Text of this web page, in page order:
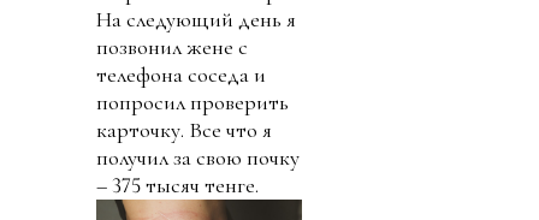
На следующий день я
позвонил жене с
телефона соседа и
попросил проверить
карточку. Все что я
получил за свою почку
– 375 тысяч тенге.